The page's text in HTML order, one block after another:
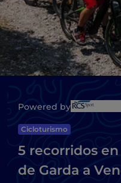
Powered by
Cicloturismo
5 recorridos
de Garda a